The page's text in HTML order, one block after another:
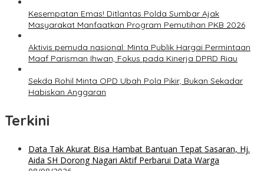
Kesempatan Emas! Ditlantas Polda Sumbar Ajak
Masyarakat Manfaatkan Program Pemutihan PKB 2026
Aktivis pemuda nasional: Minta Publik Hargai Permintaan
Maaf Parisman Ihwan, Fokus pada Kinerja DPRD Riau
Sekda Rohil Minta OPD Ubah Pola Pikir, Bukan Sekadar
Habiskan Anggaran
Terkini
Data Tak Akurat Bisa Hambat Bantuan Tepat Sasaran, Hj.
Aida SH Dorong Nagari Aktif Perbarui Data Warga